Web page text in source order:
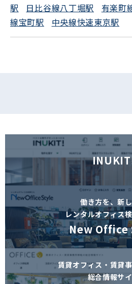
駅
日比谷線八丁堀駅 有楽町
線宝町駅
中央線快速東京駅
働き方を、新
レンタルオフィス
New Office
賃貸オフィス・賃貸
総合情報サ